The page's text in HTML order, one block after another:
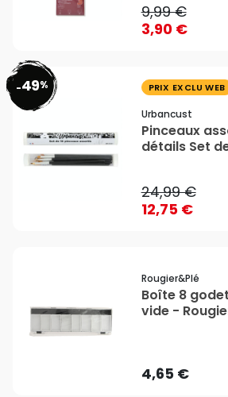
9,99 €
3,90 €
-49% PRIX EXCLU WEB
Urbancust
Pinceaux
détails Set
24,99 €
12,75 €
Rougier&plé
Boîte 8
vide -
4,65 €